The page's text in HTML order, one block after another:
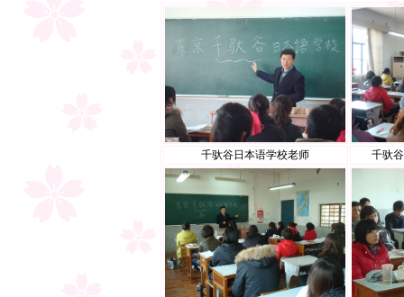
千驮谷日本语学校老师 千驮